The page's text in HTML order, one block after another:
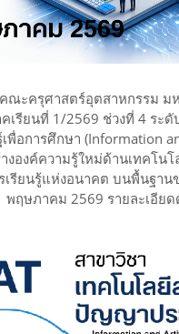
ะครุศาสตร์อุตสาหกรรม ม
เรียนที่ 1/2569 ช่วงที่ 4 ร
อการศึกษา (Information
งองค์ความรู้ใหม่ด้านเทคโ
ยนรู้แห่งอนาคต บนพื้นฐาน
พฤษภาคม 2569 รายละเอีย